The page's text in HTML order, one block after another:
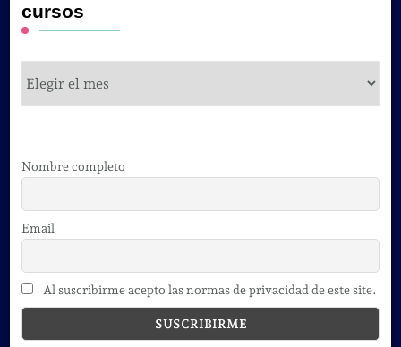
cursos
Nombre completo
Email
Al suscribirme acepto las normas de privacidad de este site.